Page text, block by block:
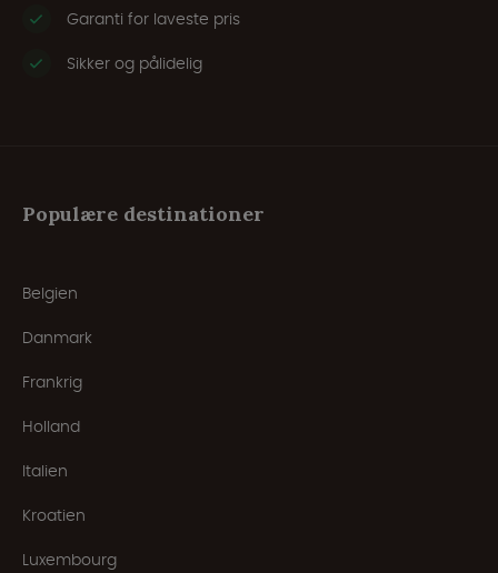
Garanti for laveste pris
Sikker og pålidelig
Populære destinationer
Belgien
Danmark
Frankrig
Holland
Italien
Kroatien
Luxembourg